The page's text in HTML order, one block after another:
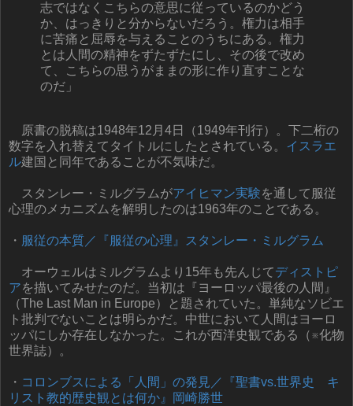
志ではなくこちらの意思に従っているのかどう
か、はっきりと分からないだろう。権力は相手
に苦痛と屈辱を与えることのうちにある。権力
とは人間の精神をずたずたにし、その後で改め
て、こちらの思うがままの形に作り直すことな
のだ」
原書の脱稿は1948年12月4日（1949年刊行）。下二桁の
数字を入れ替えてタイトルにしたとされている。 イスラエ
ル建国と同年であることが不気味だ。
スタンレー・ミルグラムがアイヒマン実験を通して服従
心理のメカニズムを解明したのは1963年のことである。
・ 服従の本質／『服従の心理』スタンレー・ミルグラム
オーウェルはミルグラムより15年も先んじてディストピ
アを描いてみせたのだ。当初は『ヨーロッパ最後の人間』
（The Last Man in Europe）と題されていた。単純なソビエ
ト批判でないことは明らかだ。中世において人間はヨーロ
ッパにしか存在しなかった。これが西洋史観である（※化物
世界誌）。
・ コロンブスによる「人間」の発見／『聖書vs.世界史 キ
リスト教的歴史観とは何か』岡崎勝世